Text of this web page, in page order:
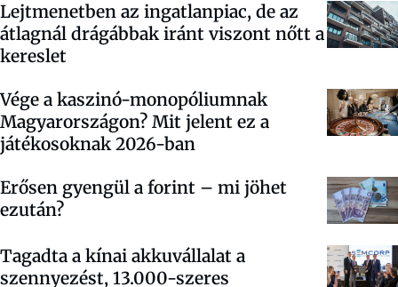
Lejtmenetben az ingatlanpiac, de az
átlagnál drágábbak iránt viszont nőtt a
kereslet
Vége a kaszinó-monopóliumnak
Magyarországon? Mit jelent ez a
játékosoknak 2026-ban
Erősen gyengül a forint – mi jöhet
ezután?
Tagadta a kínai akkuvállalat a
szennyezést, 13.000-szeres